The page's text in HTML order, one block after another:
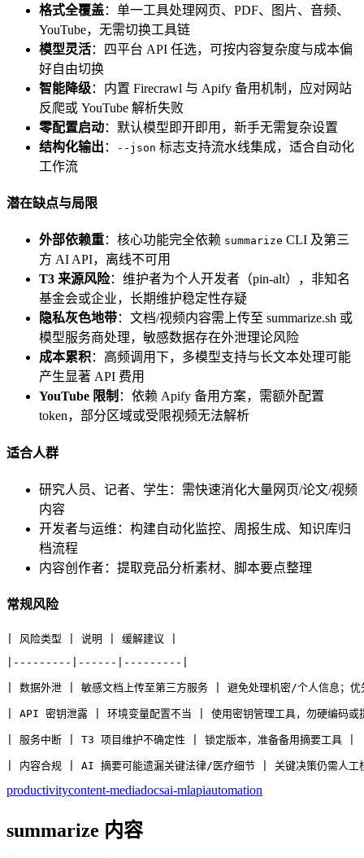
格式全覆盖：单一工具处理网页、PDF、图片、音频、
YouTube，无需切换工具链
模型灵活：四平台 API 任选，可按内容复杂度与成本偏
好自由切换
智能降级：内置 Firecrawl 与 Apify 备用机制，应对网站
反爬或 YouTube 解析失败
零配置启动：默认模型即开即用，新手无需复杂设置
结构化输出 ： --json 标志支持流水线集成，适合自动化
工作流
潜在缺点与局限
外部依赖重：核心功能完全依赖 summarize CLI 及第三
方 AI API，离线不可用
T3 来源风险：维护者为个人开发者（pin-alt），非知名
基金会或企业，长期维护稳定性存疑
隐私灰色地带：文档/视频内容需上传至 summarize.sh 或
模型服务商处理，敏感数据存在外泄理论风险
成本累积：高频调用下，多模型支持与长文本处理可能
产生显著 API 费用
YouTube 限制 ：依赖 Apify 备用方案，需额外配置
token，部分区域或受限视频无法解析
适合人群
研究人员、记者、学生：需快速消化大量网页/论文/视频
内容
开发者与运维：构建自动化监控、周报生成、知识库归
档流程
内容创作者：提取竞品分析素材、脚本要点整理
常规风险
| 风险类型 | 说明 | 缓解建议 |
|---------|------|---------|
| 数据外泄 | 敏感文档上传至第三方服务 | 避免处理机密/个人信息；
| API 密钥泄露 | 环境变量配置不当 | 使用密钥管理工具，勿硬编码或
| 服务中断 | T3 项目维护不确定性 | 锁定版本，准备备用摘要工具 |
| 内容合规 | AI 摘要可能遗漏关键法律/医疗细节 | 关键决策仍需人
productivitycontent-mediadocsai-mlapiautomation
summarize 内容